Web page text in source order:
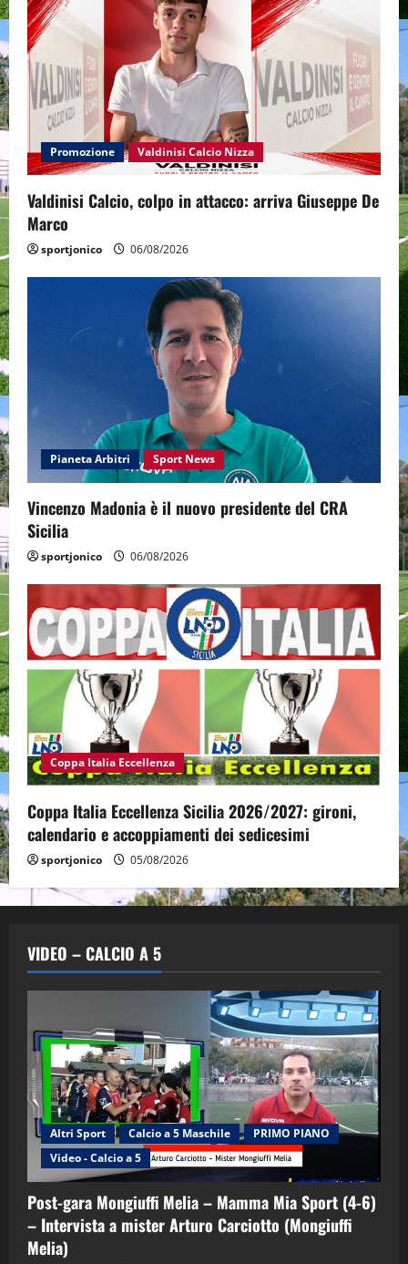
Promozione Valdinisi Calcio Nizza
Valdinisi Calcio, colpo in attacco: arriva Giuseppe De
Marco
sportjonico 06/08/2026
Pianeta Arbitri Sport News
Vincenzo Madonia è il nuovo presidente del CRA
Sicilia
sportjonico 06/08/2026
Coppa Italia Eccellenza
Coppa Italia Eccellenza Sicilia 2026/2027: gironi,
calendario e accoppiamenti dei sedicesimi
sportjonico 05/08/2026
VIDEO – CALCIO A 5
Altri Sport Calcio a 5 Maschile
PRIMO PIANO
Video - Calcio a 5
Post-gara Mongiuffi Melia – Mamma Mia Sport (4-6)
– Intervista a mister Arturo Carciotto (Mongiuffi
Melia)